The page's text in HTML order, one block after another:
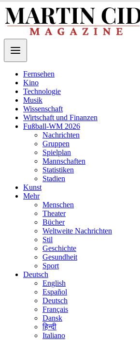
Fernsehen
Kino
Technologie
Musik
Wissenschaft
Wirtschaft und Finanzen
Fußball-WM 2026
Nachrichten
Gruppen
Spielplan
Mannschaften
Statistiken
Stadien
Kunst
Mehr
Menschen
Theater
Bücher
Weltweite Nachrichten
Stil
Geschichte
Gesundheit
Sport
Deutsch
English
Español
Deutsch
Français
Dansk
हिन्दी
Italiano